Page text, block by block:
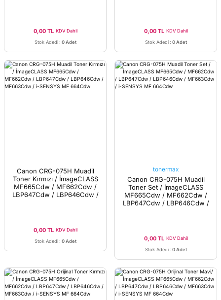
0,00 TL KDV Dahil
Stok Adedi : 0 Adet
0,00 TL KDV Dahil
Stok Adedi : 0 Adet
Canon CRG-075H Muadil
Toner Kırmızı / İmageCLASS
MF665Cdw / MF662Cdw /
LBP647Cdw / LBP646Cdw /
0,00 TL KDV Dahil
Stok Adedi : 0 Adet
tonermax
Canon CRG-075H Muadil
Toner Set / İmageCLASS
MF665Cdw / MF662Cdw /
LBP647Cdw / LBP646Cdw /
0,00 TL KDV Dahil
Stok Adedi : 0 Adet